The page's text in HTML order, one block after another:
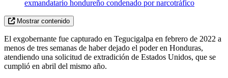
exmandatario hondureño condenado por narcotráfico
Mostrar contenido
El exgobernante fue capturado en Tegucigalpa en febrero de 2022 a
menos de tres semanas de haber dejado el poder en Honduras,
atendiendo una solicitud de extradición de Estados Unidos, que se
cumplió en abril del mismo año.